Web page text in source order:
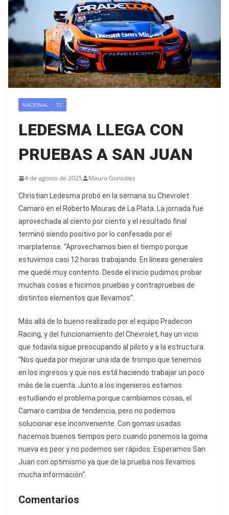
NACIONAL TC
LEDESMA LLEGA CON
PRUEBAS A SAN JUAN
4 de agosto de 2025 Mauro González
Christian Ledesma probó en la semana su Chevrolet
Camaro en el Roberto Mouras de La Plata. La jornada fue
aprovechada al ciento por ciento y el resultado final
terminó siendo positivo por lo confesado por el
marplatense. “Aprovechamos bien el tiempo porque
estuvimos casi 12 horas trabajando. En líneas generales
me quedé muy contento. Desde el inicio pudimos probar
muchas cosas e hicimos pruebas y contrapruebas de
distintos elementos que llevamos”.
Más allá de lo bueno realizado por el equipo Pradecon
Racing, y del funcionamiento del Chevrolet, hay un vicio
que todavía sigue preocupando al piloto y a la estructura.
“Nos queda por mejorar una ida de trompo que tenemos
en los ingresos y que nos está haciendo trabajar un poco
más de la cuenta. Junto a los ingenieros estamos
estudiando el problema porque cambiamos cosas, el
Camaro cambia de tendencia, pero no podemos
solucionar ese inconveniente. Con gomas usadas
hacemos buenos tiempos pero cuando ponemos la goma
nueva es peor y no podemos ser rápidos. Esperamos San
Juan con optimismo ya que de la prueba nos llevamos
mucha información".
Comentarios